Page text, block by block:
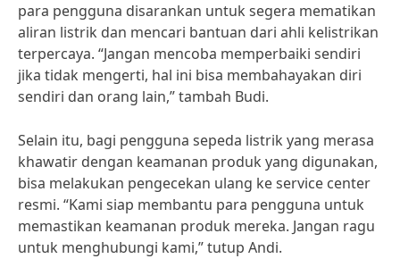
para pengguna disarankan untuk segera mematikan
aliran listrik dan mencari bantuan dari ahli kelistrikan
terpercaya. “Jangan mencoba memperbaiki sendiri
jika tidak mengerti, hal ini bisa membahayakan diri
sendiri dan orang lain,” tambah Budi.
Selain itu, bagi pengguna sepeda listrik yang merasa
khawatir dengan keamanan produk yang digunakan,
bisa melakukan pengecekan ulang ke service center
resmi. “Kami siap membantu para pengguna untuk
memastikan keamanan produk mereka. Jangan ragu
untuk menghubungi kami,” tutup Andi.